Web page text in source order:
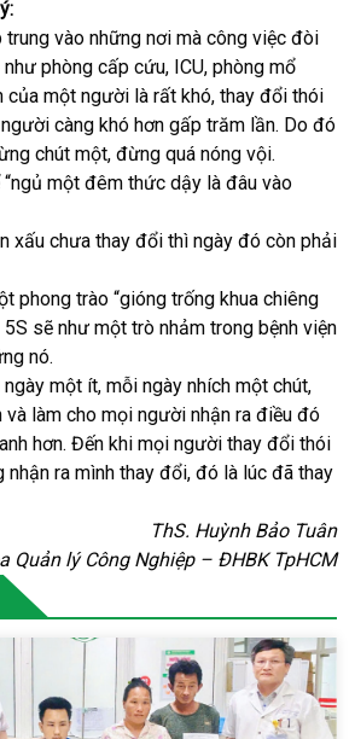
vào những nơi mà công việc đòi
phòng cấp cứu, ICU, phòng mổ
của một người là rất khó, thay đổi thói
càng khó hơn gấp trăm lần. Do đó
chút một, đừng quá nóng vội.
một đêm thức dậy là đâu vào
xấu chưa thay đổi thì ngày đó còn phải
phong trào “gióng trống khua chiêng
sẽ như một trò nhảm trong bệnh viện
nó.
một ít, mỗi ngày nhích một chút,
làm cho mọi người nhận ra điều đó
hơn. Đến khi mọi người thay đổi thói
nhận ra mình thay đổi, đó là lúc đã thay
ThS. Huỳnh Bảo Tuân
Quản lý Công Nghiệp – ĐHBK TpHCM